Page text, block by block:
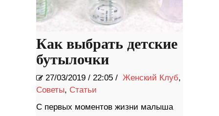
Как выбрать детские
бутылочки
27/03/2019 / 22:05 / Женский Клуб,
Советы, Статьи
С первых моментов жизни малыша